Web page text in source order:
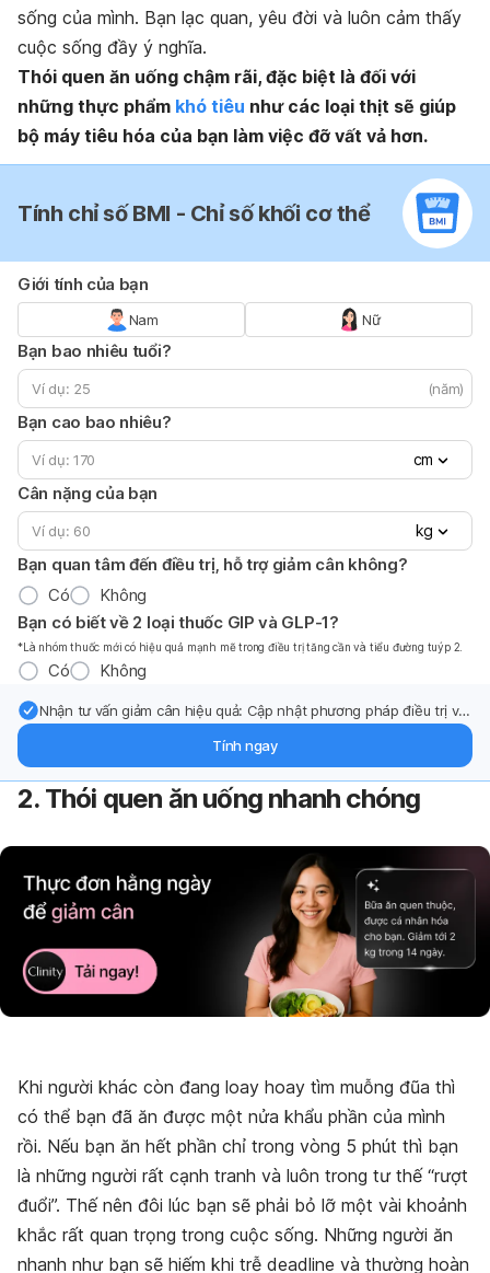
sống của mình. Bạn lạc quan, yêu đời và luôn cảm thấy
cuộc sống đầy ý nghĩa.
Thói quen ăn uống chậm rãi, đặc biệt là đối với
những thực phẩm khó tiêu như các loại thịt sẽ giúp
bộ máy tiêu hóa của bạn làm việc đỡ vất vả hơn.
Tính chỉ số BMI - Chỉ số khối cơ thể
Giới tính của bạn
Nam Nữ
Bạn bao nhiêu tuổi?
(năm)
Bạn cao bao nhiêu?
cm
Cân nặng của bạn
kg
Bạn quan tâm đến điều trị, hỗ trợ giảm cân không?
Có
Không
Bạn có biết về 2 loại thuốc GIP và GLP-1?
*Là nhóm thuốc mới có hiệu quả mạnh mẽ trong điều trị tăng cần và tiểu đường tuýp 2.
Có Không
Nhận tư vấn giảm cân hiệu quả: Cập nhật phương pháp điều trị và
Tính ngay
2. Thói quen ăn uống nhanh chóng
Khi người khác còn đang loay hoay tìm muỗng đũa thì
có thể bạn đã ăn được một nửa khẩu phần của mình
rồi. Nếu bạn ăn hết phần chỉ trong vòng 5 phút thì bạn
là những người rất cạnh tranh và luôn trong tư thế “rượt
đuổi”. Thế nên đôi lúc bạn sẽ phải bỏ lỡ một vài khoảnh
khắc rất quan trọng trong cuộc sống. Những người ăn
nhanh như bạn sẽ hiếm khi trễ deadline và thường hoàn